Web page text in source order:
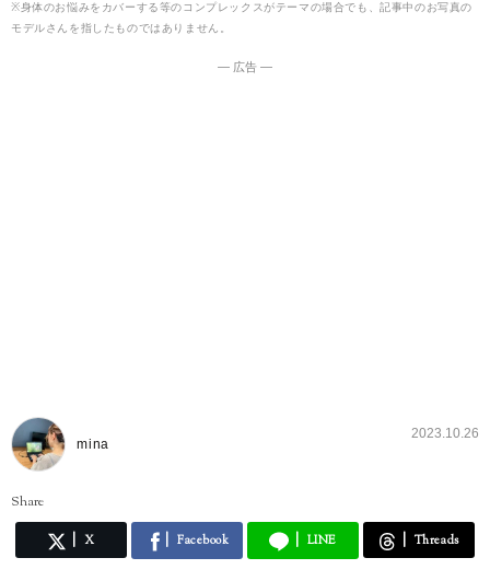
※身体のお悩みをカバーする等のコンプレックスがテーマの場合でも、記事中のお写真の
モデルさんを指したものではありません。
― 広告 ―
mina
2023.10.26
Share
X Facebook LINE Threads